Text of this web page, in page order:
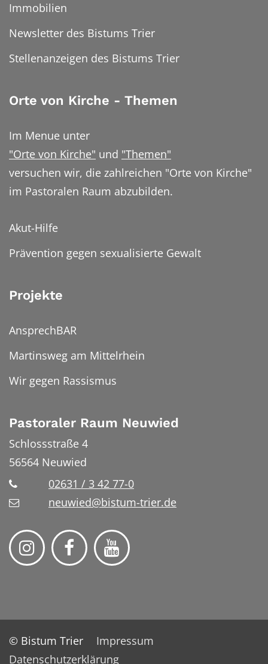
Immobilien
Newsletter des Bistums Trier
Stellenanzeigen des Bistums Trier
Orte von Kirche - Themen
Im Menue unter
"Orte von Kirche" und "Themen"
versuchen wir, die zahlreichen "Orte von Kirche"
im Pastoralen Raum abzubilden.
Akut-Hilfe
Prävention gegen sexualisierte Gewalt
Projekte
AnsprechBAR
Martinsweg am Mittelrhein
Wir gegen Rassismus
Pastoraler Raum Neuwied
Schlossstraße 4
56564 Neuwied
02631 / 3 42 77-0
neuwied@bistum-trier.de
© Bistum Trier
Impressum
Datenschutzerklärung